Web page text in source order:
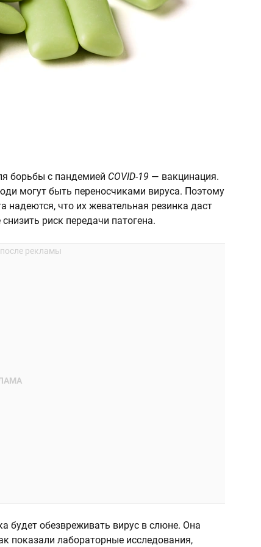
борьбы с пандемией COVID-19 — вакцинация.
могут быть переносчиками вируса. Поэтому
надеются, что их жевательная резинка даст
риск передачи патогена.
будет обезвреживать вирус в слюне. Она
показали лабораторные исследования,